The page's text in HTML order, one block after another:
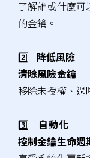
了解誰或什麼可
的金鑰。
2️⃣
降低風險
清除風險金鑰
移除未授權、過
3️⃣ 自動化
控制金鑰生命週